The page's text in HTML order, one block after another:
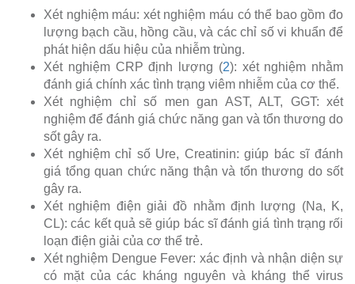
Xét nghiệm máu: xét nghiệm máu có thể bao gồm đo
lượng bạch cầu, hồng cầu, và các chỉ số vi khuẩn để
phát hiện dấu hiệu của nhiễm trùng.
Xét nghiệm CRP định lượng (2): xét nghiệm nhằm
đánh giá chính xác tình trạng viêm nhiễm của cơ thể.
Xét nghiệm chỉ số men gan AST, ALT, GGT: xét
nghiệm để đánh giá chức năng gan và tổn thương do
sốt gây ra.
Xét nghiệm chỉ số Ure, Creatinin: giúp bác sĩ đánh
giá tổng quan chức năng thận và tổn thương do sốt
gây ra.
Xét nghiệm điện giải đồ nhằm định lượng (Na, K,
CL): các kết quả sẽ giúp bác sĩ đánh giá tình trạng rối
loạn điện giải của cơ thể trẻ.
Xét nghiệm Dengue Fever: xác định và nhận diện sự
có mặt của các kháng nguyên và kháng thể virus